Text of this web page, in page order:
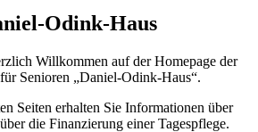
Odink-Haus
Willkommen auf der Homepage der
Senioren „Daniel-Odink-Haus“.
Seiten erhalten Sie Informationen über
die Finanzierung einer Tagespflege.